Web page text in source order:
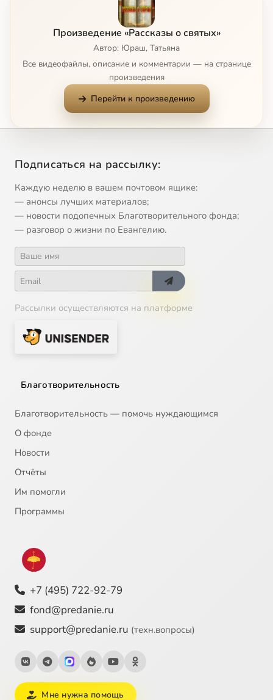
Адриан и Наталия, мученики
Адриан Пошехонский, преподобномученик
Александр Пересвет, инок-воин
Икона Божией Матери 'Всецарица'
14 Икона Божией Матери 'Утоли моя печали'
15 Икона Божией Матери Донская
17
18 Иларион Великий, преподобный
21
22
27 Иоанн Кронштадский, святой
28 Иоанн Кронштадтский (c)
Произведение «Рассказы о святых»
Автор: Юраш, Татьяна
Все видеофайлы, описание и комментарии — на странице
произведения
Перейти к произведению
Подписаться на рассылку:
Каждую неделю в вашем почтовом ящике:
— анонсы лучших материалов;
— новости подопечных Благотворительного фонда;
— разговор о жизни по Евангелию.
Рассылки осуществляются на платформе
Благотворительность
Благотворительность — помочь нуждающимся
О фонде
Новости
Отчёты
Им помогли
Программы
+7 (495) 722-92-79
fond@predanie.ru
support@predanie.ru (техн.вопросы)
Мне нужна помощь